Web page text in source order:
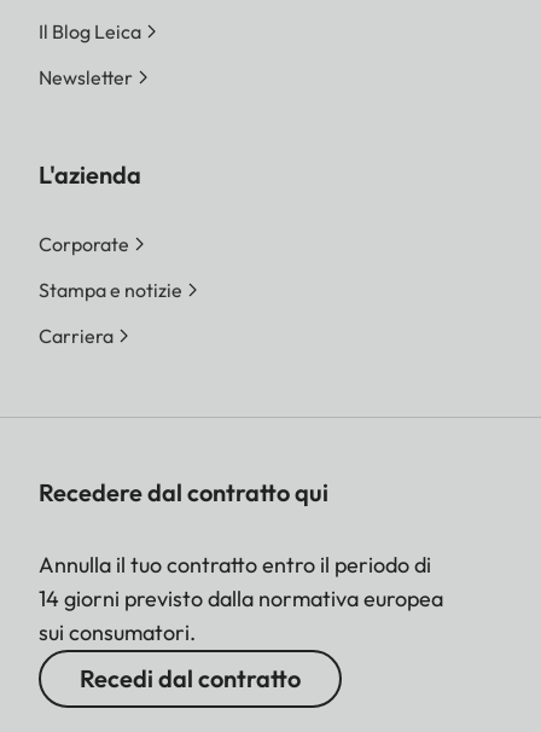
Il Blog Leica
Newsletter
L'azienda
Corporate
Stampa e notizie
Carriera
Recedere dal contratto qui
Annulla il tuo contratto entro il periodo di
14 giorni previsto dalla normativa europea
sui consumatori.
Recedi dal contratto